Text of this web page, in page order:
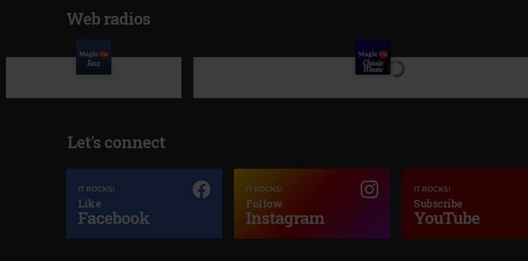
Web radios
Let's connect
IT ROCKS!
Like
Facebook
IT ROCKS!
Follow
Instagram
IT ROCKS!
Subscribe
YouTube